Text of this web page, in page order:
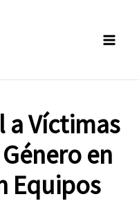
a Víctimas
en
Equipos